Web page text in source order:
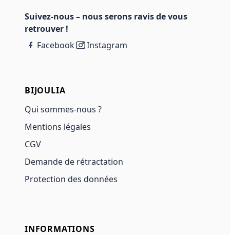
Suivez-nous – nous serons ravis de vous
retrouver !
Facebook
Instagram
BIJOULIA
Qui sommes-nous ?
Mentions légales
CGV
Demande de rétractation
Protection des données
INFORMATIONS